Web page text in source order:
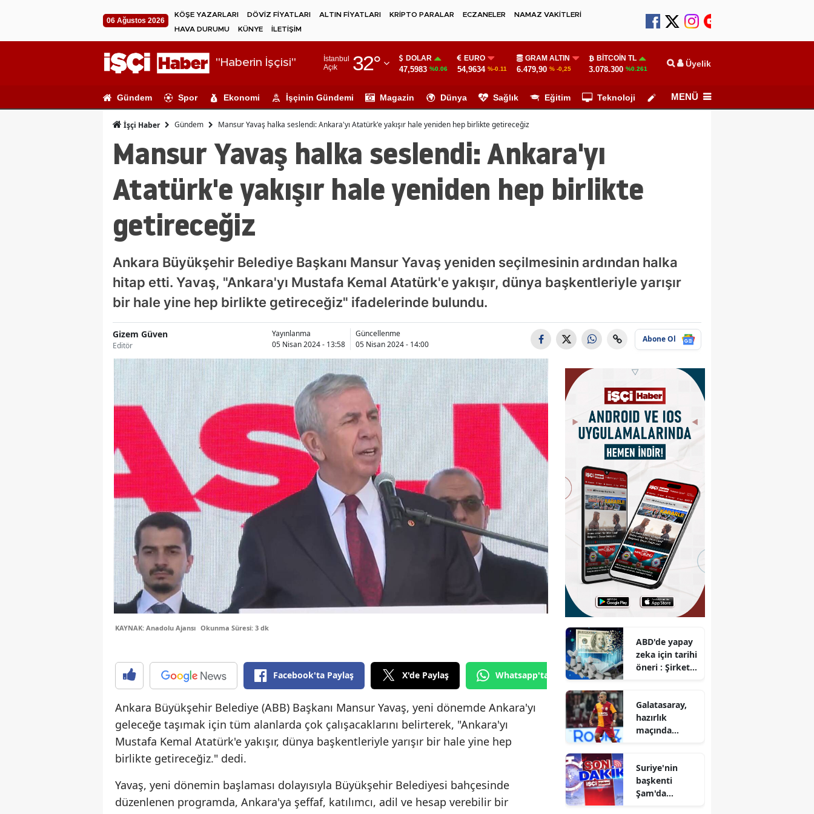
06 Ağustos 2026
KÖŞE YAZARLARI DÖVİZ FİYATLARI ALTIN FİYATLARI KRİPTO PARALAR ECZANELER
NAMAZ VAKİTLERİ
HAVA DURUMU
KÜNYE İLETİŞİM
"Haberin İşçisi"
İstanbul
Açık
32°
Adıyaman
Ağrı
Ankara
Antalya
Balıkesir
Bilecik
Bingöl
Bolu
Burdur
Bursa
Çanakkale
Çankırı
Denizli
Diyarbakır
Edirne
Elazığ
Erzincan
Gaziantep
Giresun
Gümüşhane
Hatay
Isparta
DOLAR
47,5983 %0.06
EURO
54,9634 %-0.11
GRAM ALTIN
6.479,90 % -0,25
BITCOIN TL
3.078.300 %0.261 Üyelik
Gündem Spor Ekonomi İşçinin Gündemi Magazin Dünya Sağlık Eğitim Teknoloji Köşe Yazarları
MENÜ
İşçi Haber Gündem Mansur Yavaş halka seslendi: Ankara'yı Atatürk'e yakışır hale yeniden hep birlikte getireceğiz
Mansur Yavaş halka seslendi: Ankara'yı
Atatürk'e yakışır hale yeniden hep birlikte
getireceğiz
Ankara Büyükşehir Belediye Başkanı Mansur Yavaş yeniden seçilmesinin ardından halka
hitap etti. Yavaş, "Ankara'yı Mustafa Kemal Atatürk'e yakışır, dünya başkentleriyle yarışır
bir hale yine hep birlikte getireceğiz" ifadelerinde bulundu.
Gizem Güven
Editör
Yayınlanma
05 Nisan 2024 - 13:58
Güncellenme
05 Nisan 2024 - 14:00
Abone Ol
KAYNAK: Anadolu Ajansı Okunma Süresi: 3 dk
Facebook'ta Paylaş X'de Paylaş Whatsapp'tan Gönder
Ankara Büyükşehir Belediye (ABB) Başkanı Mansur Yavaş, yeni dönemde Ankara'yı
geleceğe taşımak için tüm alanlarda çok çalışacaklarını belirterek, "Ankara'yı
Mustafa Kemal Atatürk'e yakışır, dünya başkentleriyle yarışır bir hale yine hep
birlikte getireceğiz." dedi.
Yavaş, yeni dönemin başlaması dolayısıyla Büyükşehir Belediyesi bahçesinde
düzenlenen programda, Ankara'ya şeffaf, katılımcı, adil ve hesap verebilir bir
ABD'de yapay
zeka için tarihi
öneri : Şirket
mi geçecek?
Galatasaray,
hazırlık
maçında
Suriye'nin
başkenti
Şam'da